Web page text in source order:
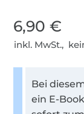
6,90 €
inkl. MwSt.,
Bei
ein E-